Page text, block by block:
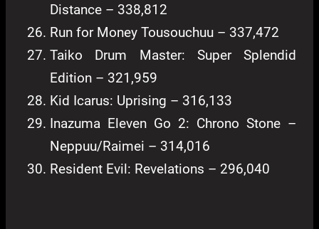
Distance – 338,812
Run for Money Tousouchuu – 337,472
Taiko Drum Master: Super Splendid
Edition – 321,959
Kid Icarus: Uprising – 316,133
Inazuma Eleven Go 2: Chrono Stone –
Neppuu/Raimei – 314,016
Resident Evil: Revelations – 296,040